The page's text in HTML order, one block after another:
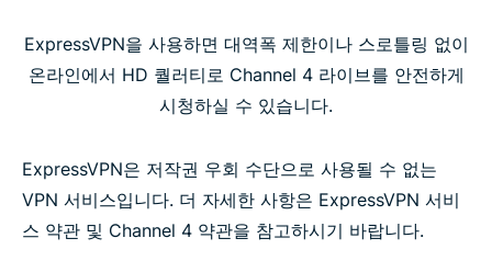
ExpressVPN을 사용하면 대역폭 제한이나 스로틀링 없이
온라인에서 HD 퀄러티로 Channel 4 라이브를 안전하게
시청하실 수 있습니다.
ExpressVPN은 저작권 우회 수단으로 사용될 수 없는
VPN 서비스입니다. 더 자세한 사항은 ExpressVPN 서비
스 약관 및 Channel 4 약관을 참고하시기 바랍니다.